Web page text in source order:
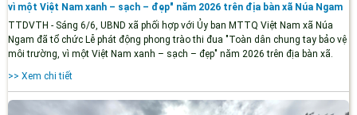
vì một Việt Nam xanh – sạch – đẹp" năm 2026 trên địa bàn xã Núa Ngam
TTDVTH - Sáng 6/6, UBND xã phối hợp với Ủy ban MTTQ Việt Nam xã Núa
Ngam đã tổ chức Lễ phát động phong trào thi đua "Toàn dân chung tay bảo vệ
môi trường, vì một Việt Nam xanh – sạch – đẹp" năm 2026 trên địa bàn xã.
>> Xem chi tiết